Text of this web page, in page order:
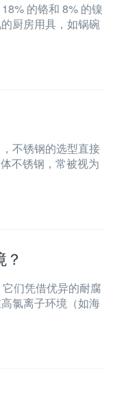
的铬和 8% 的镍
厨房用具，如锅碗
不锈钢的选型直接
不锈钢，常被视为
们凭借优异的耐腐
氯离子环境（如海